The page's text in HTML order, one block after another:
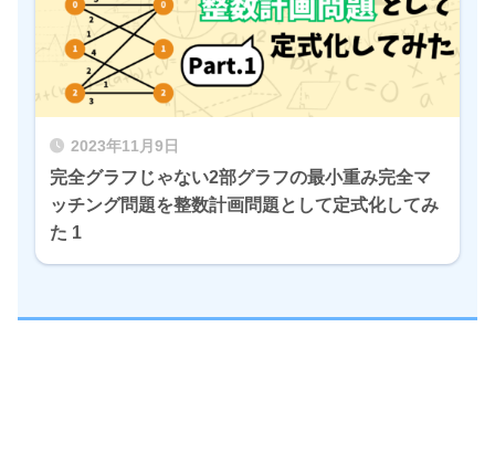
2023年11月9日
完全グラフじゃない2部グラフの最小重み完全マ
ッチング問題を整数計画問題として定式化してみ
た 1